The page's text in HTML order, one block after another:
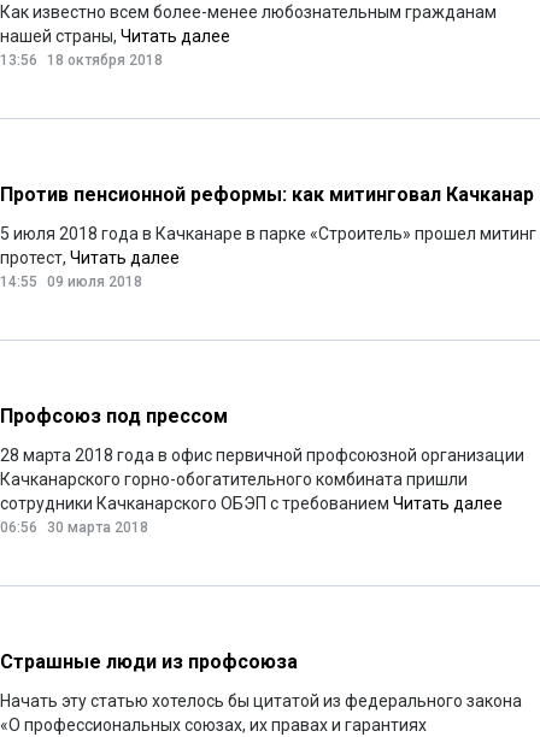
Как известно всем более-менее любознательным гражданам
нашей страны, Читать далее
13:56 18 октября 2018
Против пенсионной реформы: как митинговал Качканар
5 июля 2018 года в Качканаре в парке «Строитель» прошел митинг
протест, Читать далее
14:55 09 июля 2018
Профсоюз под прессом
28 марта 2018 года в офис первичной профсоюзной организации
Качканарского горно-обогатительного комбината пришли
сотрудники Качканарского ОБЭП с требованием Читать далее
06:56 30 марта 2018
Страшные люди из профсоюза
Начать эту статью хотелось бы цитатой из федерального закона
«О профессиональных союзах, их правах и гарантиях